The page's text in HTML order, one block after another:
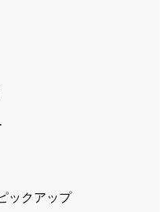
ックアップ